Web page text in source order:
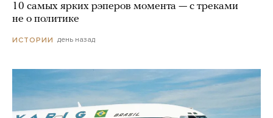
10 самых ярких рэперов момента — с треками
не о политике
ИСТОРИИ день назад